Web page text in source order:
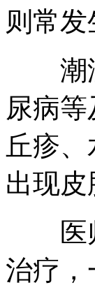
则常
潮湿
尿病
丘疹
出现
医师
治疗